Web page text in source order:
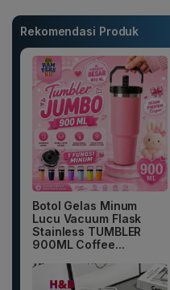
Rekomendasi Produk
Botol Gelas Minum
Lucu Vacuum Flask
Stainless TUMBLER
900ML Coffee...